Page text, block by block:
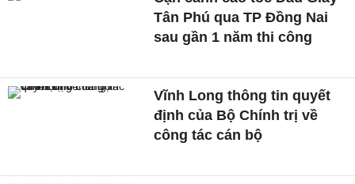
Tân Phú qua TP Đồng Nai
sau gần 1 năm thi công
Vĩnh Long thông tin quyết
định của Bộ Chính trị về
công tác cán bộ